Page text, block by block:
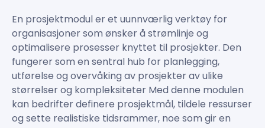
En prosjektmodul er et uunnværlig verktøy for
organisasjoner som ønsker å strømlinje og
optimalisere prosesser knyttet til prosjekter. Den
fungerer som en sentral hub for planlegging,
utførelse og overvåking av prosjekter av ulike
størrelser og kompleksiteter Med denne modulen
kan bedrifter definere prosjektmål, tildele ressurser
og sette realistiske tidsrammer, noe som gir en